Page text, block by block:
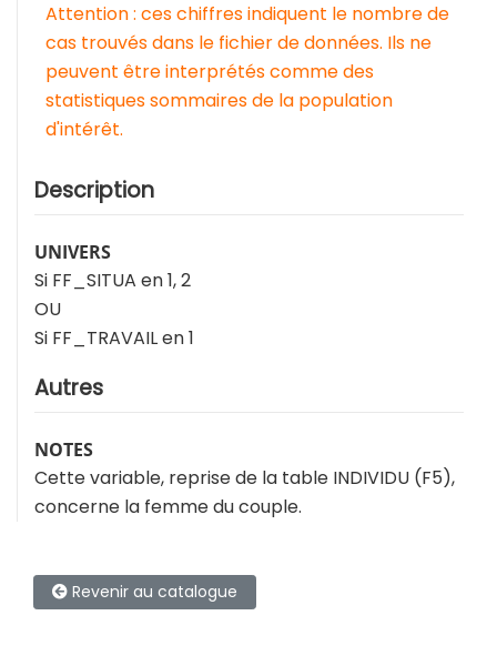
Attention : ces chiffres indiquent le nombre de
cas trouvés dans le fichier de données. Ils ne
peuvent être interprétés comme des
statistiques sommaires de la population
d'intérêt.
Description
UNIVERS
Si FF_SITUA en 1, 2
OU
Si FF_TRAVAIL en 1
Autres
NOTES
Cette variable, reprise de la table INDIVIDU (F5),
concerne la femme du couple.
Revenir au catalogue